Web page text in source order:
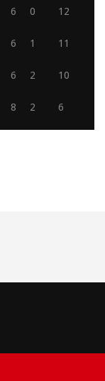
6 0 12
6 1 11
6 2 10
8 2 6